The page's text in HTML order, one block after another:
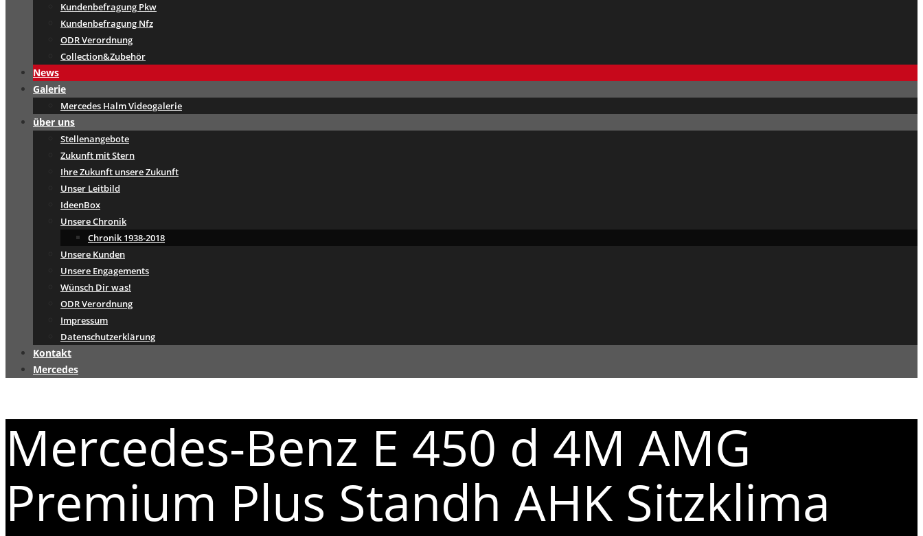
Kundenbefragung Pkw
Kundenbefragung Nfz
ODR Verordnung
Collection&Zubehör
News
Galerie
Mercedes Halm Videogalerie
über uns
Stellenangebote
Zukunft mit Stern
Ihre Zukunft unsere Zukunft
Unser Leitbild
IdeenBox
Unsere Chronik
Chronik 1938-2018
Unsere Kunden
Unsere Engagements
Wünsch Dir was!
ODR Verordnung
Impressum
Datenschutzerklärung
Kontakt
Mercedes
Mercedes-Benz E 450 d 4M AMG
Premium Plus Standh AHK Sitzklima